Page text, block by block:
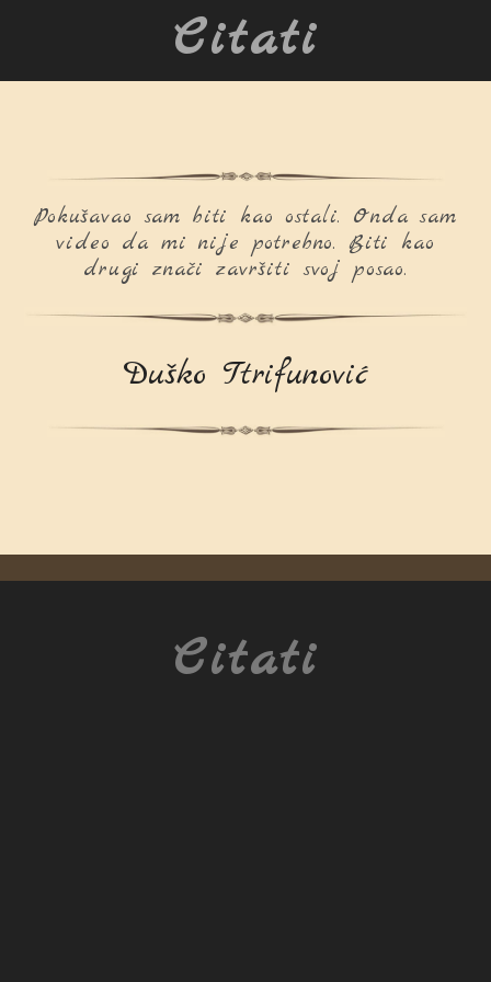
Citati
Pokušavao sam biti kao ostali. Onda sam
video da mi nije potrebno. Biti kao
drugi znači završiti svoj posao.
Duško Ttrifunović
Citati